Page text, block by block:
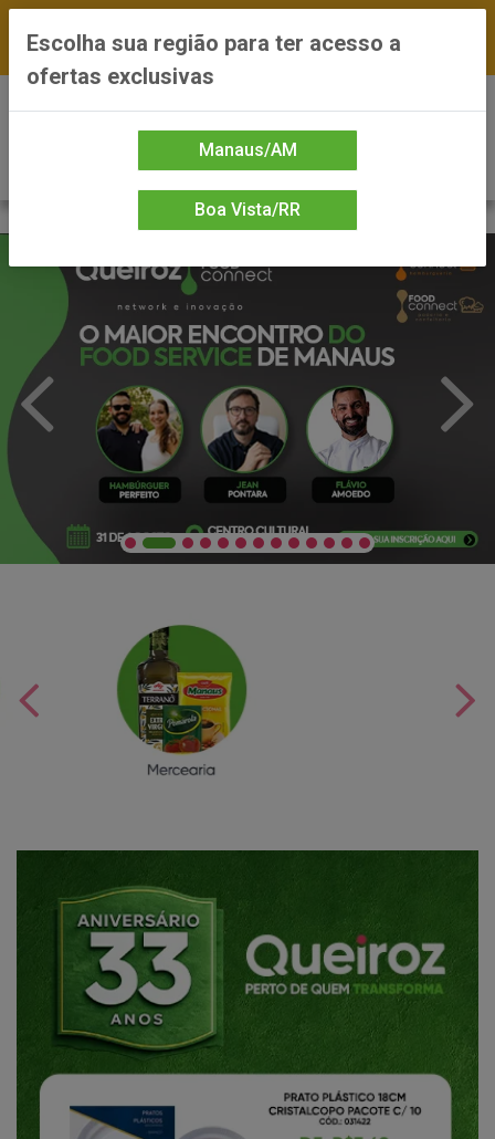
*Preços exclusivos do site — Entrega em até 24h
Escolha sua região para ter acesso a
ofertas exclusivas
Manaus/AM
Boa Vista/RR